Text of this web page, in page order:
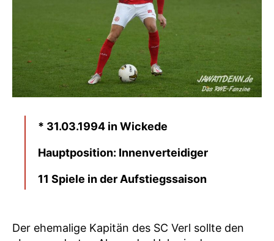
* 31.03.1994 in Wickede
Hauptposition: Innenverteidiger
11 Spiele in der Aufstiegssaison
Der ehemalige Kapitän des SC Verl sollte den